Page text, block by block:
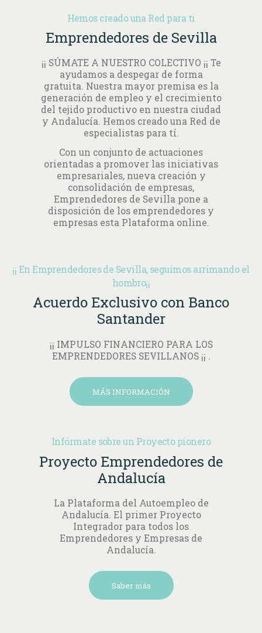
Hemos creado una Red para ti
Emprendedores de Sevilla
¡¡ SÚMATE A NUESTRO COLECTIVO ¡¡ Te
ayudamos a despegar de forma
gratuita. Nuestra mayor premisa es la
generación de empleo y el crecimiento
del tejido productivo en nuestra ciudad
y Andalucía. Hemos creado una Red de
especialistas para tí.
Con un conjunto de actuaciones
orientadas a promover las iniciativas
empresariales, nueva creación y
consolidación de empresas,
Emprendedores de Sevilla pone a
disposición de los emprendedores y
empresas esta Plataforma online.
¡¡ En Emprendedores de Sevilla, seguimos arrimando el
hombro¡¡
Acuerdo Exclusivo con Banco
Santander
¡¡ IMPULSO FINANCIERO PARA LOS
EMPRENDEDORES SEVILLANOS ¡¡ .
MÁS INFORMACIÓN
Infórmate sobre un Proyecto pionero
Proyecto Emprendedores de
Andalucía
La Plataforma del Autoempleo de
Andalucía. El primer Proyecto
Integrador para todos los
Emprendedores y Empresas de
Andalucía.
Saber más